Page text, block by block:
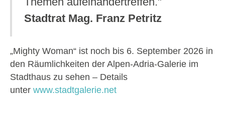
Stadtrat Mag. Franz Petritz
„Mighty Woman“ ist noch bis 6. September 2026 in
den Räumlichkeiten der Alpen-Adria-Galerie im
Stadthaus zu sehen – Details
unter www.stadtgalerie.net